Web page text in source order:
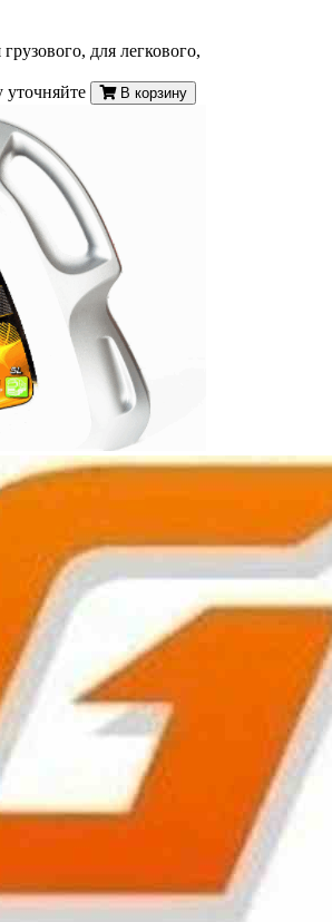
для легкового,
уточняйте В корзину